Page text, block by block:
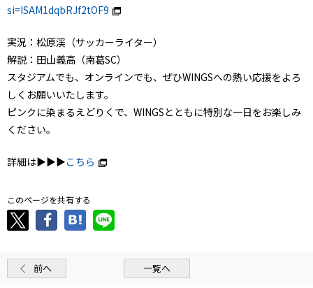
si=ISAM1dqbRJf2tOF9
実況：松原渓（サッカーライター）
解説：田山義高（南葛SC）
スタジアムでも、オンラインでも、ぜひWINGSへの熱い応援をよろ
しくお願いいたします。
ピンクに染まるえどりくで、WINGSとともに特別な一日をお楽しみ
ください。
詳細は▶▶▶こちら
このページを共有する
前へ 一覧へ